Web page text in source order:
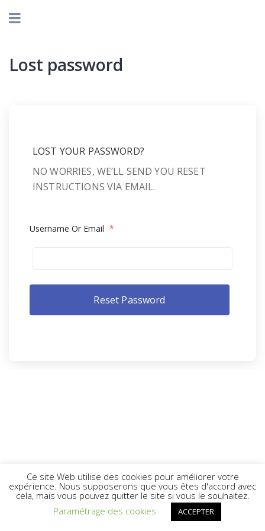
Lost password
LOST YOUR PASSWORD?
NO WORRIES, WE’LL SEND YOU RESET
INSTRUCTIONS VIA EMAIL.
Username Or Email *
Ce site Web utilise des cookies pour améliorer votre
expérience. Nous supposerons que vous êtes d'accord avec
cela, mais vous pouvez quitter le site si vous le souhaitez.
Paramétrage des cookies
ACCEPTER